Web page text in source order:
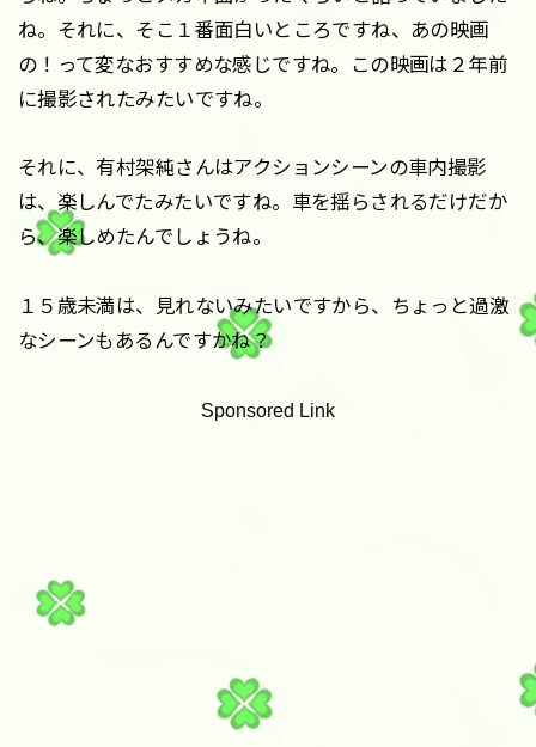
ね。それに、そこ１番面白いところですね、あの映画
の！って変なおすすめな感じですね。この映画は２年前
に撮影されたみたいですね。
それに、有村架純さんはアクションシーンの車内撮影
は、楽しんでたみたいですね。車を揺らされるだけだか
ら、楽しめたんでしょうね。
１５歳未満は、見れないみたいですから、ちょっと過激
なシーンもあるんですかね？
Sponsored Link